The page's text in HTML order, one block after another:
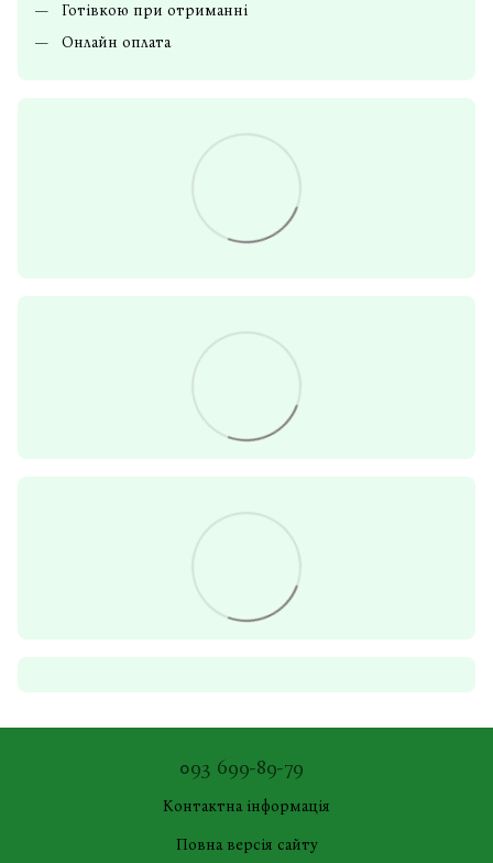
Готівкою при отриманні
Онлайн оплата
093 699-89-79
Контактна інформація
Повна версія сайту